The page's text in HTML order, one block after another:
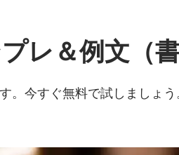
レ＆例文（
。今すぐ無料で試しましょう